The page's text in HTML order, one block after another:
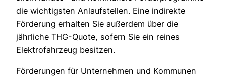
die wichtigsten Anlaufstellen. Eine indirekte
Förderung erhalten Sie außerdem über die
jährliche THG-Quote, sofern Sie ein reines
Elektrofahrzeug besitzen.
Förderungen für Unternehmen und Kommunen